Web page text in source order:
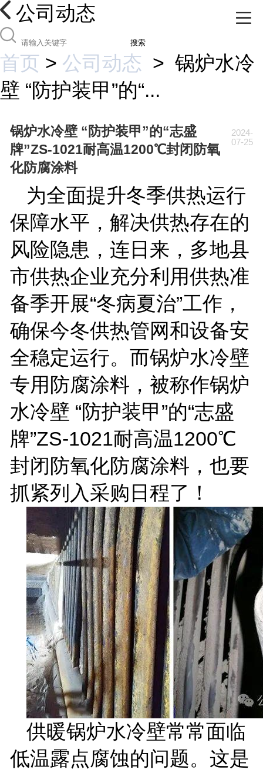
公司动态
搜索
首页 > 公司动态 > 锅炉水冷
壁 “防护装甲”的“...
锅炉水冷壁 “防护装甲”的“志盛
牌”ZS-1021耐高温1200℃封闭防氧
化防腐涂料
2024-
07-25
为全面提升冬季供热运行
保障水平，解决供热存在的
风险隐患，连日来，多地县
市供热企业充分利用供热准
备季开展“冬病夏治”工作，
确保今冬供热管网和设备安
全稳定运行。而锅炉水冷壁
专用防腐涂料，被称作锅炉
水冷壁 “防护装甲”的“志盛
牌”ZS-1021耐高温1200℃
封闭防氧化防腐涂料，也要
抓紧列入采购日程了！
供暖锅炉水冷壁常常面临
低温露点腐蚀的问题。这是